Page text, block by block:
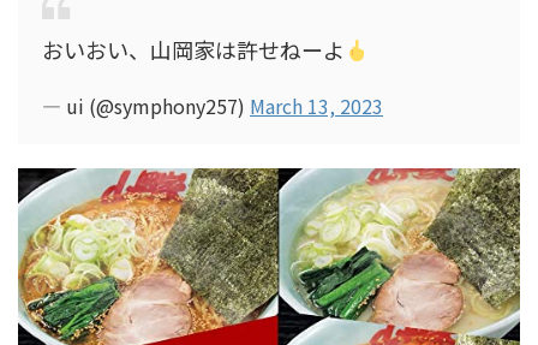
おいおい、山岡家は許せねーよ
— ui (@symphony257) March 13, 2023